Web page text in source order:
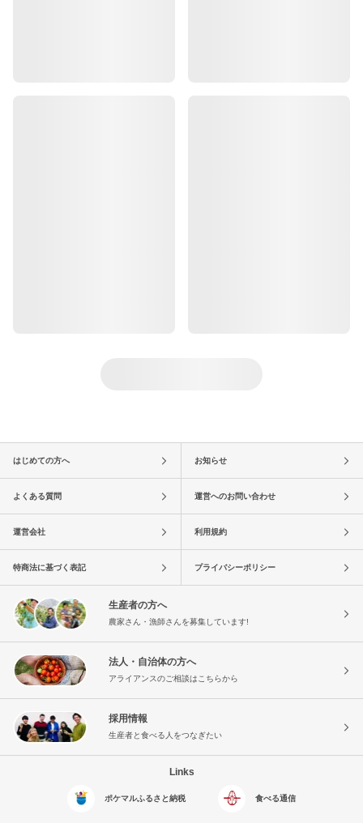
はじめての方へ お知らせ
よくある質問 運営へのお問い合わせ
運営会社 利用規約
特商法に基づく表記 プライバシーポリシー
生産者の方へ
農家さん・漁師さんを募集しています!
法人・自治体の方へ
アライアンスのご相談はこちらから
採用情報
生産者と食べる人をつなぎたい
Links
ポケマルふるさと納税 食べる通信